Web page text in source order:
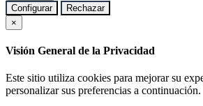
Configurar
Rechazar
×
Visión General de la Privacidad
Este sitio utiliza cookies para mejorar su
personalizar sus preferencias a continuación.